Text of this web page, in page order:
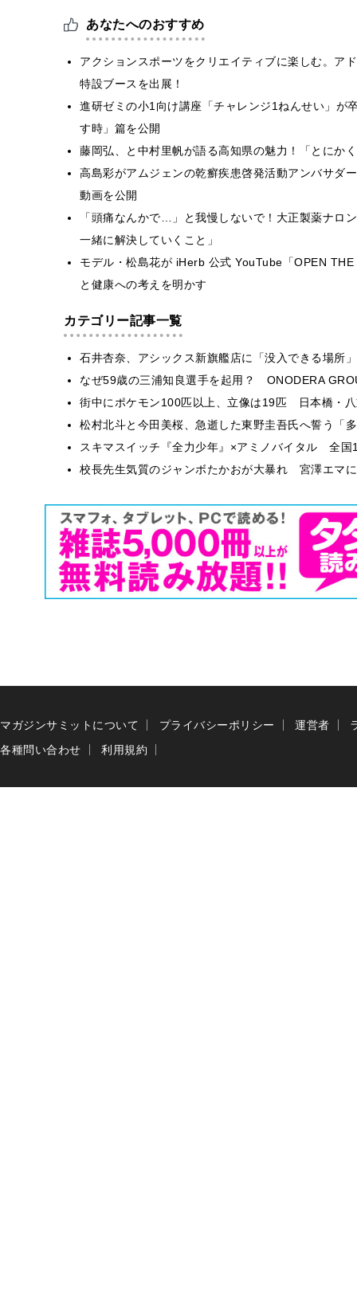
あなたへのおすすめ
アクションスポーツをクリエイティブに楽しむ。ア
特設ブースを出展！
進研ゼミの小1向け講座「チャレンジ1ねんせい」が
す時」篇を公開
藤岡弘、と中村里帆が語る高知県の魅力！「とにか
高島彩がアムジェンの乾癬疾患啓発活動アンバサダ
動画を公開
「頭痛なんかで…」と我慢しないで！大正製薬ナロ
一緒に解決していくこと」
モデル・松島花が iHerb 公式 YouTube「OPEN
と健康への考えを明かす
カテゴリー記事一覧
石井杏奈、アシックス新旗艦店に「没入できる場所
なぜ59歳の三浦知良選手を起用？ ONODERA
街中にポケモン100匹以上、立像は19匹 日本橋・
松村北斗と今田美桜、急逝した東野圭吾氏へ誓う「
スキマスイッチ『全力少年』×アミノバイタル 全国
校長先生気質のジャンボたかおが大暴れ 宮澤エマ
マガジンサミットについて プライバシーポリシー 運営者
各種問い合わせ
利用規約